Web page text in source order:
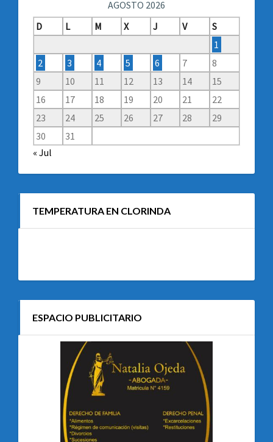
AGOSTO 2026
D
L M X J V
S
1
2
3 4 5 6 7
8
9
10 11 12 13 14
15
16
17 18 19 20 21
22
23
24 25 26 27 28
29
30
31
« Jul
TEMPERATURA EN CLORINDA
ESPACIO PUBLICITARIO